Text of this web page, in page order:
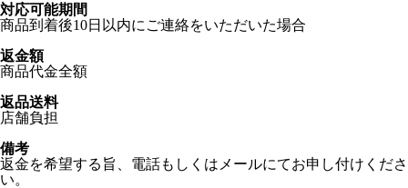
対応可能期間
商品到着後10日以内にご連絡をいただいた場合
返金額
商品代金全額
返品送料
店舗負担
備考
返金を希望する旨、電話もしくはメールにてお申し付けくださ
い。